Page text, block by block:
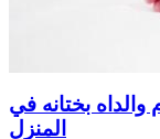
أن قام والداه بختانه في
المنزل